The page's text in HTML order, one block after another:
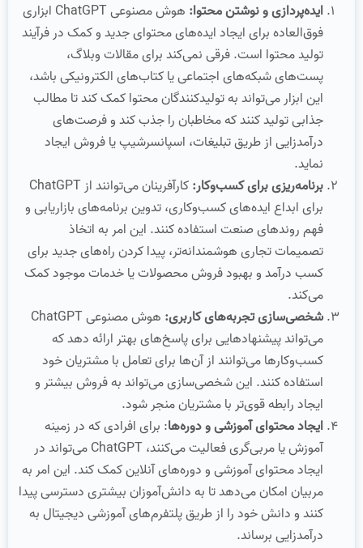
ایده‌پردازی و نوشتن محتوا:
هوش مصنوعی ChatGPT ابزاری
فوق‌العاده برای ایجاد ایده‌های محتوای جدید و کمک در فرآیند
تولید محتوا است. فرقی نمی‌کند برای مقالات وبلاگ،
پست‌های شبکه‌های اجتماعی یا کتاب‌های الکترونیکی باشد،
این ابزار می‌تواند به تولیدکنندگان محتوا کمک کند تا مطالب
جذابی تولید کنند که مخاطبان را جذب کند و فرصت‌های
درآمدزایی از طریق تبلیغات، اسپانسرشیپ یا فروش ایجاد
نماید.
برنامه‌ریزی برای کسب‌وکار:
کارآفرینان می‌توانند از ChatGPT
برای ابداع ایده‌های کسب‌وکاری، تدوین برنامه‌های بازاریابی و
فهم روندهای صنعت استفاده کنند. این امر به اتخاذ
تصمیمات تجاری هوشمندانه‌تر، پیدا کردن راه‌های جدید برای
کسب درآمد و بهبود فروش محصولات یا خدمات موجود کمک
می‌کند.
شخصی‌سازی تجربه‌های کاربری:
هوش مصنوعی ChatGPT
می‌تواند پیشنهادهایی برای پاسخ‌های بهتر ارائه دهد که
کسب‌وکارها می‌توانند از آن‌ها برای تعامل با مشتریان خود
استفاده کنند. این شخصی‌سازی می‌تواند به فروش بیشتر و
ایجاد رابطه قوی‌تر با مشتریان منجر شود.
ایجاد محتوای آموزشی و دوره‌ها: برای افرادی که در زمینه
آموزش یا مربی‌گری فعالیت می‌کنند، ChatGPT می‌تواند در
ایجاد محتوای آموزشی و دوره‌های آنلاین کمک کند. این امر به
مربیان امکان می‌دهد تا به دانش‌آموزان بیشتری دسترسی پیدا
کنند و دانش خود را از طریق پلتفرم‌های آموزشی دیجیتال به
درآمدزایی برساند.